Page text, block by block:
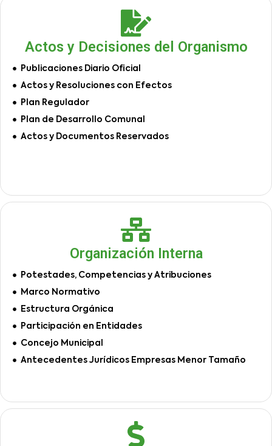
Actos y Decisiones del Organismo
Publicaciones Diario Oficial
Actos y Resoluciones con Efectos
Plan Regulador
Plan de Desarrollo Comunal
Actos y Documentos Reservados
Organización Interna
Potestades, Competencias y Atribuciones
Marco Normativo
Estructura Orgánica
Participación en Entidades
Concejo Municipal
Antecedentes Jurídicos Empresas Menor Tamaño